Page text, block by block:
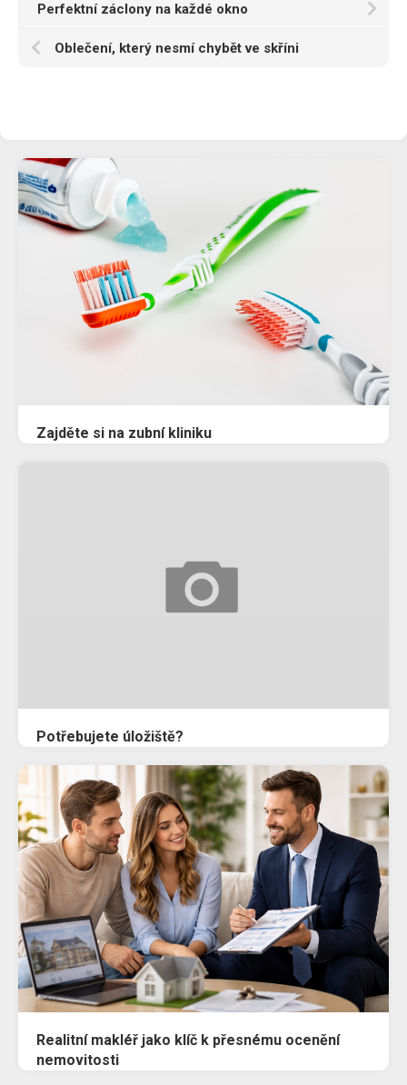
Perfektní záclony na každé okno
Oblečení, který nesmí chybět ve skříni
Zajděte si na zubní kliniku
Potřebujete úložiště?
Realitní makléř jako klíč k přesnému ocenění
nemovitosti